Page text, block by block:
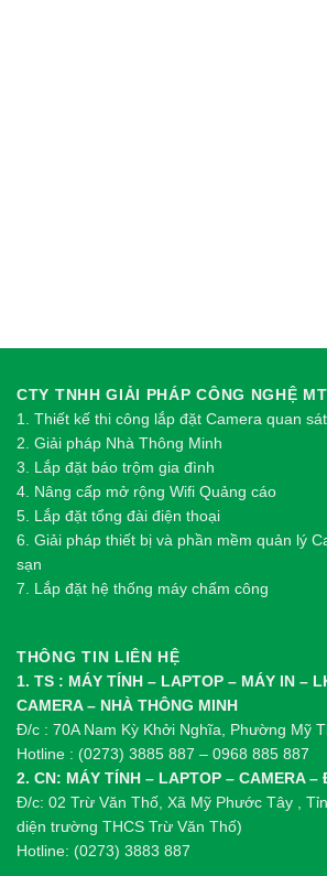
CTY TNHH GIẢI PHÁP CÔNG NGHỆ
1. Thiết kế thi công lắp đặt Camera quan sát
2. Giải pháp Nhà Thông Minh
3. Lắp đặt báo trộm gia đình
4. Nâng cấp mở rộng Wifi Quảng cáo
5. Lắp đặt tổng đài điện thoại
6. Giải pháp thiết bị và phần mềm quản lý
sạn
7. Lắp đặt hệ thống máy chấm công
THÔNG TIN LIÊN HỆ
1. TS : MÁY TÍNH – LAPTOP – MÁY IN –
CAMERA – NHÀ THÔNG MINH
Đ/c : 70A Nam Kỳ Khởi Nghĩa, Phường Mỹ
Hotline : (0273) 3885 887 – 0968 885 887
2. CN: MÁY TÍNH – LAPTOP – CAMERA –
Đ/c: 02 Trừ Văn Thố, Xã Mỹ Phước Tây ,
diện trường THCS Trừ Văn Thố)
Hotline: (0273) 3883 887